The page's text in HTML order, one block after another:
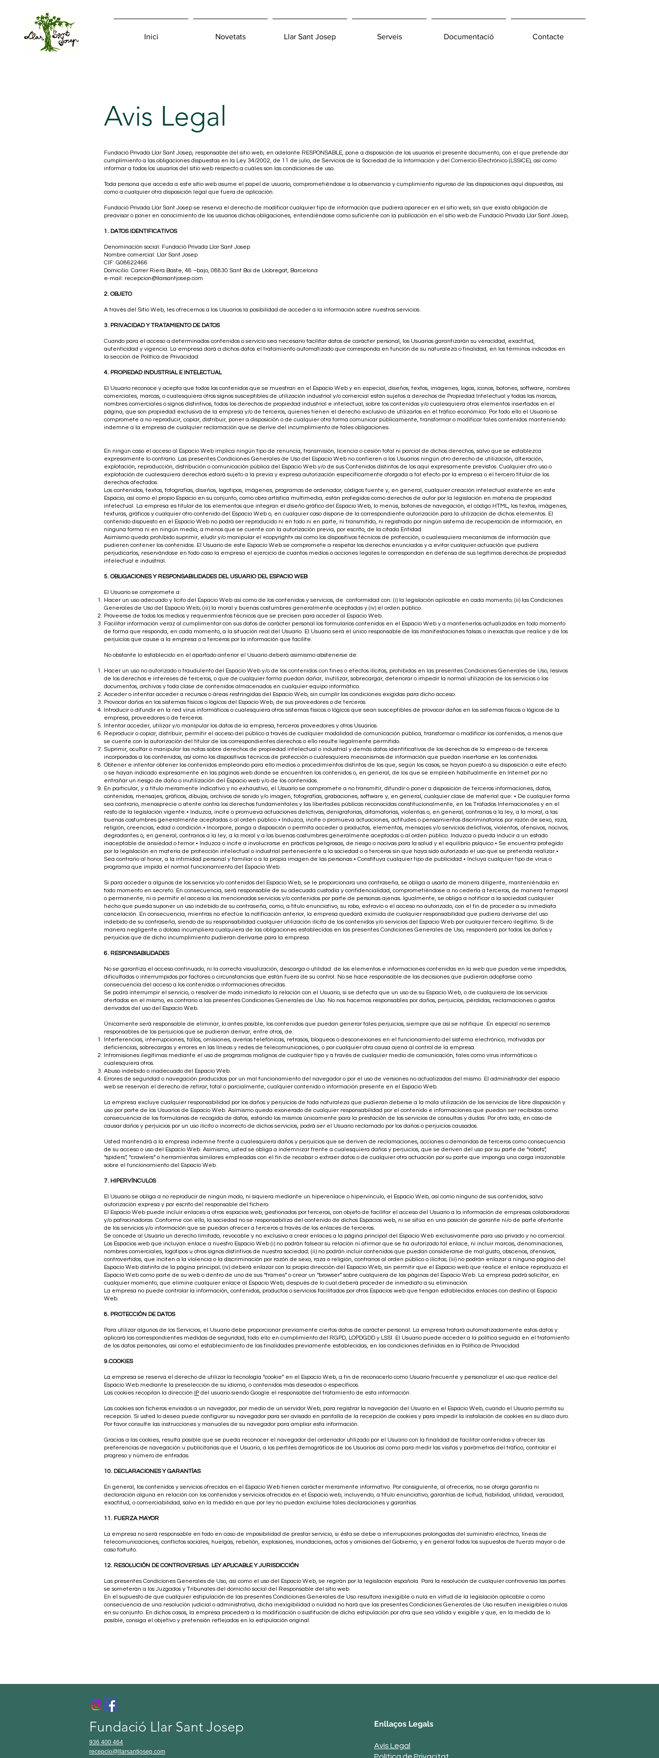
Inici Novetats Llar Sant Josep Serveis Documentació Contacte
Avis Legal
Fundació Privada Llar Sant Josep, responsable del sitio web, en adelante RESPONSABLE, pone a disposición de los usuarios el presente documento, con el que pretende dar
cumplimiento a las obligaciones dispuestas en la Ley 34/2002, de 11 de julio, de Servicios de la Sociedad de la Información y del Comercio Electrónico (LSSICE), así como
informar a todos los usuarios del sitio web respecto a cuáles son las condiciones de uso.
Toda persona que acceda a este sitio web asume el papel de usuario, comprometiéndose a la observancia y cumplimiento riguroso de las disposiciones aquí dispuestas, así
como a cualquier otra disposición legal que fuera de aplicación.
Fundació Privada Llar Sant Josep se reserva el derecho de modificar cualquier tipo de información que pudiera aparecer en el sitio web, sin que exista obligación de
preavisar o poner en conocimiento de los usuarios dichas obligaciones, entendiéndose como suficiente con la publicación en el sitio web de Fundació Privada Llar Sant Josep,
1. DATOS IDENTIFICATIVOS
Denominación social: Fundació Privada Llar Sant Josep
Nombre comercial: Llar Sant Josep
CIF: G08622466
Domicilio: Carrer Riera Baste, 48 –bajo, 08830 Sant Boi de Llobregat, Barcelona
e-mail: recepcion@llarsantjosep.com
2. OBJETO
A través del Sitio Web, les ofrecemos a los Usuarios la posibilidad de acceder a la información sobre nuestros servicios.
3. PRIVACIDAD Y TRATAMIENTO DE DATOS
Cuando para el acceso a determinados contenidos o servicio sea necesario facilitar datos de carácter personal, los Usuarios garantizarán su veracidad, exactitud,
autenticidad y vigencia. La empresa dará a dichos datos el tratamiento automatizado que corresponda en función de su naturaleza o finalidad, en los términos indicados en
la sección de Política de Privacidad.
4. PROPIEDAD INDUSTRIAL E INTELECTUAL
El Usuario reconoce y acepta que todos los contenidos que se muestran en el Espacio Web y en especial, diseños, textos, imágenes, logos, iconos, botones, software, nombres
comerciales, marcas, o cualesquiera otros signos susceptibles de utilización industrial y/o comercial están sujetos a derechos de Propiedad Intelectual y todas las marcas,
nombres comerciales o signos distintivos, todos los derechos de propiedad industrial e intelectual, sobre los contenidos y/o cualesquiera otros elementos insertados en el
página, que son propiedad exclusiva de la empresa y/o de terceros, quienes tienen el derecho exclusivo de utilizarlos en el tráfico económico. Por todo ello el Usuario se
compromete a no reproducir, copiar, distribuir, poner a disposición o de cualquier otra forma comunicar públicamente, transformar o modificar tales contenidos manteniendo
indemne a la empresa de cualquier reclamación que se derive del incumplimiento de tales obligaciones.
En ningún caso el acceso al Espacio Web implica ningún tipo de renuncia, transmisión, licencia o cesión total ni parcial de dichos derechos, salvo que se establezca
expresamente lo contrario. Las presentes Condiciones Generales de Uso del Espacio Web no confieren a los Usuarios ningún otro derecho de utilización, alteración,
explotación, reproducción, distribución o comunicación pública del Espacio Web y/o de sus Contenidos distintos de los aquí expresamente previstos. Cualquier otro uso o
explotación de cualesquiera derechos estará sujeto a la previa y expresa autorización específicamente otorgada a tal efecto por la empresa o el tercero titular de los
derechos afectados.
Los contenidos, textos, fotografías, diseños, logotipos, imágenes, programas de ordenador, códigos fuente y, en general, cualquier creación intelectual existente en este
Espacio, así como el propio Espacio en su conjunto, como obra artística multimedia, están protegidos como derechos de autor por la legislación en materia de propiedad
intelectual. La empresa es titular de los elementos que integran el diseño gráfico del Espacio Web, lo menús, botones de navegación, el código HTML, los textos, imágenes,
texturas, gráficos y cualquier otro contenido del Espacio Web o, en cualquier caso dispone de la correspondiente autorización para la utilización de dichos elementos. El
contenido dispuesto en el Espacio Web no podrá ser reproducido ni en todo ni en parte, ni transmitido, ni registrado por ningún sistema de recuperación de información, en
ninguna forma ni en ningún medio, a menos que se cuente con la autorización previa, por escrito, de la citada Entidad.
Asimismo queda prohibido suprimir, eludir y/o manipular el «copyright» así como los dispositivos técnicos de protección, o cualesquiera mecanismos de información que
pudieren contener los contenidos. El Usuario de este Espacio Web se compromete a respetar los derechos enunciados y a evitar cualquier actuación que pudiera
perjudicarlos, reservándose en todo caso la empresa el ejercicio de cuantos medios o acciones legales le correspondan en defensa de sus legítimos derechos de propiedad
intelectual e industrial.
5. OBLIGACIONES Y RESPONSABILIDADES DEL USUARIO DEL ESPACIO WEB
El Usuario se compromete a:
Hacer un uso adecuado y lícito del Espacio Web así como de los contenidos y servicios, de conformidad con: (i) la legislación aplicable en cada momento; (ii) las Condiciones
Generales de Uso del Espacio Web; (iii) la moral y buenas costumbres generalmente aceptadas y (iv) el orden público.
Proveerse de todos los medios y requerimientos técnicos que se precisen para acceder al Espacio Web.
Facilitar información veraz al cumplimentar con sus datos de carácter personal los formularios contenidos en el Espacio Web y a mantenerlos actualizados en todo momento
de forma que responda, en cada momento, a la situación real del Usuario. El Usuario será el único responsable de las manifestaciones falsas o inexactas que realice y de los
perjuicios que cause a la empresa o a terceros por la información que facilite.
No obstante lo establecido en el apartado anterior el Usuario deberá asimismo abstenerse de:
Hacer un uso no autorizado o fraudulento del Espacio Web y/o de los contenidos con fines o efectos ilícitos, prohibidos en las presentes Condiciones Generales de Uso, lesivos
de los derechos e intereses de terceros, o que de cualquier forma puedan dañar, inutilizar, sobrecargar, deteriorar o impedir la normal utilización de los servicios o los
documentos, archivos y toda clase de contenidos almacenados en cualquier equipo informático.
Acceder o intentar acceder a recursos o áreas restringidas del Espacio Web, sin cumplir las condiciones exigidas para dicho acceso.
Provocar daños en los sistemas físicos o lógicos del Espacio Web, de sus proveedores o de terceros.
Introducir o difundir en la red virus informáticos o cualesquiera otros sistemas físicos o lógicos que sean susceptibles de provocar daños en los sistemas físicos o lógicos de la
empresa, proveedores o de terceros.
Intentar acceder, utilizar y/o manipular los datos de la empresa, terceros proveedores y otros Usuarios.
Reproducir o copiar, distribuir, permitir el acceso del público a través de cualquier modalidad de comunicación pública, transformar o modificar los contenidos, a menos que
se cuente con la autorización del titular de los correspondientes derechos o ello resulte legalmente permitido.
Suprimir, ocultar o manipular las notas sobre derechos de propiedad intelectual o industrial y demás datos identificativos de los derechos de la empresa o de terceros
incorporados a los contenidos, así como los dispositivos técnicos de protección o cualesquiera mecanismos de información que puedan insertarse en los contenidos.
Obtener e intentar obtener los contenidos empleando para ello medios o procedimientos distintos de los que, según los casos, se hayan puesto a su disposición a este efecto
o se hayan indicado expresamente en las páginas web donde se encuentren los contenidos o, en general, de los que se empleen habitualmente en Internet por no
entrañar un riesgo de daño o inutilización del Espacio web y/o de los contenidos.
En particular, y a título meramente indicativo y no exhaustivo, el Usuario se compromete a no transmitir, difundir o poner a disposición de terceros informaciones, datos,
contenidos, mensajes, gráficos, dibujos, archivos de sonido y/o imagen, fotografías, grabaciones, software y, en general, cualquier clase de material que: • De cualquier forma
sea contrario, menosprecie o atente contra los derechos fundamentales y las libertades públicas reconocidas constitucionalmente, en los Tratados Internacionales y en el
resto de la legislación vigente.• Induzca, incite o promueva actuaciones delictivas, denigratorias, difamatorias, violentas o, en general, contrarias a la ley, a la moral, a las
buenas costumbres generalmente aceptadas o al orden público.• Induzca, incite o promueva actuaciones, actitudes o pensamientos discriminatorios por razón de sexo, raza,
religión, creencias, edad o condición.• Incorpore, ponga a disposición o permita acceder a productos, elementos, mensajes y/o servicios delictivos, violentos, ofensivos, nocivos,
degradantes o, en general, contrarios a la ley, a la moral y a las buenas costumbres generalmente aceptadas o al orden público. Induzca o pueda inducir a un estado
inaceptable de ansiedad o temor.• Induzca o incite a involucrarse en prácticas peligrosas, de riesgo o nocivas para la salud y el equilibrio psíquico.• Se encuentra protegido
por la legislación en materia de protección intelectual o industrial perteneciente a la sociedad o a terceros sin que haya sido autorizado el uso que se pretenda realizar.•
Sea contrario al honor, a la intimidad personal y familiar o a la propia imagen de las personas.• Constituya cualquier tipo de publicidad.• Incluya cualquier tipo de virus o
programa que impida el normal funcionamiento del Espacio Web.
Si para acceder a algunos de los servicios y/o contenidos del Espacio Web, se le proporcionara una contraseña, se obliga a usarla de manera diligente, manteniéndola en
todo momento en secreto. En consecuencia, será responsable de su adecuada custodia y confidencialidad, comprometiéndose a no cederla a terceros, de manera temporal
o permanente, ni a permitir el acceso a los mencionados servicios y/o contenidos por parte de personas ajenas. Igualmente, se obliga a notificar a la sociedad cualquier
hecho que pueda suponer un uso indebido de su contraseña, como, a título enunciativo, su robo, extravío o el acceso no autorizado, con el fin de proceder a su inmediata
cancelación. En consecuencia, mientras no efectúe la notificación anterior, la empresa quedará eximida de cualquier responsabilidad que pudiera derivarse del uso
indebido de su contraseña, siendo de su responsabilidad cualquier utilización ilícita de los contenidos y/o servicios del Espacio Web por cualquier tercero ilegítimo. Si de
manera negligente o dolosa incumpliera cualquiera de las obligaciones establecidas en las presentes Condiciones Generales de Uso, responderá por todos los daños y
perjuicios que de dicho incumplimiento pudieran derivarse para la empresa.
6. RESPONSABILIDADES
No se garantiza el acceso continuado, ni la correcta visualización, descarga o utilidad de los elementos e informaciones contenidas en la web que puedan verse impedidos,
dificultados o interrumpidos por factores o circunstancias que están fuera de su control. No se hace responsable de las decisiones que pudieran adoptarse como
consecuencia del acceso a los contenidos o informaciones ofrecidas.
Se podrá interrumpir el servicio, o resolver de modo inmediato la relación con el Usuario, si se detecta que un uso de su Espacio Web, o de cualquiera de los servicios
ofertados en el mismo, es contrario a las presentes Condiciones Generales de Uso. No nos hacemos responsables por daños, perjuicios, pérdidas, reclamaciones o gastos
derivados del uso del Espacio Web.
Únicamente será responsable de eliminar, lo antes posible, los contenidos que puedan generar tales perjuicios, siempre que así se notifique. En especial no seremos
responsables de los perjuicios que se pudieran derivar, entre otros, de:
Interferencias, interrupciones, fallos, omisiones, averías telefónicas, retrasos, bloqueos o desconexiones en el funcionamiento del sistema electrónico, motivadas por
deficiencias, sobrecargas y errores en las líneas y redes de telecomunicaciones, o por cualquier otra causa ajena al control de la empresa.
Intromisiones ilegítimas mediante el uso de programas malignos de cualquier tipo y a través de cualquier medio de comunicación, tales como virus informáticos o
cualesquiera otros.
Abuso indebido o inadecuado del Espacio Web.
Errores de seguridad o navegación producidos por un mal funcionamiento del navegador o por el uso de versiones no actualizadas del mismo. El administrador del espacio
web se reservan el derecho de retirar, total o parcialmente, cualquier contenido o información presente en el Espacio Web.
La empresa excluye cualquier responsabilidad por los daños y perjuicios de toda naturaleza que pudieran deberse a la mala utilización de los servicios de libre disposición y
uso por parte de los Usuarios de Espacio Web. Asimismo queda exonerado de cualquier responsabilidad por el contenido e informaciones que puedan ser recibidas como
consecuencia de los formularios de recogida de datos, estando los mismos únicamente para la prestación de los servicios de consultas y dudas. Por otro lado, en caso de
causar daños y perjuicios por un uso ilícito o incorrecto de dichos servicios, podrá ser el Usuario reclamado por los daños o perjuicios causados.
Usted mantendrá a la empresa indemne frente a cualesquiera daños y perjuicios que se deriven de reclamaciones, acciones o demandas de terceros como consecuencia
de su acceso o uso del Espacio Web. Asimismo, usted se obliga a indemnizar frente a cualesquiera daños y perjuicios, que se deriven del uso por su parte de “robots”,
“spiders”, “crawlers” o herramientas similares empleadas con el fin de recabar o extraer datos o de cualquier otra actuación por su parte que imponga una carga irrazonable
sobre el funcionamiento del Espacio Web.
7. HIPERVÍNCULOS
El Usuario se obliga a no reproducir de ningún modo, ni siquiera mediante un hiperenlace o hipervínculo, el Espacio Web, así como ninguno de sus contenidos, salvo
autorización expresa y por escrito del responsable del fichero.
El Espacio Web puede incluir enlaces a otros espacios web, gestionados por terceros, con objeto de facilitar el acceso del Usuario a la información de empresas colaboradoras
y/o patrocinadoras. Conforme con ello, la sociedad no se responsabiliza del contenido de dichos Espacios web, ni se sitúa en una posición de garante ni/o de parte ofertante
de los servicios y/o información que se puedan ofrecer a terceros a través de los enlaces de terceros.
Se concede al Usuario un derecho limitado, revocable y no exclusivo a crear enlaces a la página principal del Espacio Web exclusivamente para uso privado y no comercial.
Los Espacios web que incluyan enlace a nuestro Espacio Web (i) no podrán falsear su relación ni afirmar que se ha autorizado tal enlace, ni incluir marcas, denominaciones,
nombres comerciales, logotipos u otros signos distintivos de nuestra sociedad; (ii) no podrán incluir contenidos que puedan considerarse de mal gusto, obscenos, ofensivos,
controvertidos, que inciten a la violencia o la discriminación por razón de sexo, raza o religión, contrarios al orden público o ilícitos; (iii) no podrán enlazar a ninguna página del
Espacio Web distinta de la página principal; (iv) deberá enlazar con la propia dirección del Espacio Web, sin permitir que el Espacio web que realice el enlace reproduzca el
Espacio Web como parte de su web o dentro de uno de sus “frames” o crear un “browser” sobre cualquiera de las páginas del Espacio Web. La empresa podrá solicitar, en
cualquier momento, que elimine cualquier enlace al Espacio Web, después de lo cual deberá proceder de inmediato a su eliminación.
La empresa no puede controlar la información, contenidos, productos o servicios facilitados por otros Espacios web que tengan establecidos enlaces con destino al Espacio
Web.
8. PROTECCIÓN DE DATOS
Para utilizar algunos de los Servicios, el Usuario debe proporcionar previamente ciertos datos de carácter personal. La empresa tratará automatizadamente estos datos y
aplicará las correspondientes medidas de seguridad, todo ello en cumplimiento del RGPD, LOPDGDD y LSSI. El Usuario puede acceder a la política seguida en el tratamiento
de los datos personales, así como el establecimiento de las finalidades previamente establecidas, en las condiciones definidas en la Política de Privacidad.
9.COOKIES
La empresa se reserva el derecho de utilizar la tecnología “cookie” en el Espacio Web, a fin de reconocerlo como Usuario frecuente y personalizar el uso que realice del
Espacio Web mediante la preselección de su idioma, o contenidos más deseados o específicos.
Las cookies recopilan la dirección IP del usuario siendo Google el responsable del tratamiento de esta información.
Las cookies son ficheros enviados a un navegador, por medio de un servidor Web, para registrar la navegación del Usuario en el Espacio Web, cuando el Usuario permita su
recepción. Si usted lo desea puede configurar su navegador para ser avisado en pantalla de la recepción de cookies y para impedir la instalación de cookies en su disco duro.
Por favor consulte las instrucciones y manuales de su navegador para ampliar esta información.
Gracias a las cookies, resulta posible que se pueda reconocer el navegador del ordenador utilizado por el Usuario con la finalidad de facilitar contenidos y ofrecer las
preferencias de navegación u publicitarias que el Usuario, a los perfiles demográficos de los Usuarios así como para medir las visitas y parámetros del tráfico, controlar el
progreso y número de entradas.
10. DECLARACIONES Y GARANTÍAS
En general, los contenidos y servicios ofrecidos en el Espacio Web tienen carácter meramente informativo. Por consiguiente, al ofrecerlos, no se otorga garantía ni
declaración alguna en relación con los contenidos y servicios ofrecidos en el Espacio web, incluyendo, a título enunciativo, garantías de licitud, fiabilidad, utilidad, veracidad,
exactitud, o comerciabilidad, salvo en la medida en que por ley no puedan excluirse tales declaraciones y garantías.
11. FUERZA MAYOR
La empresa no será responsable en todo en caso de imposibilidad de prestar servicio, si ésta se debe a interrupciones prolongadas del suministro eléctrico, líneas de
telecomunicaciones, conflictos sociales, huelgas, rebelión, explosiones, inundaciones, actos y omisiones del Gobierno, y en general todos los supuestos de fuerza mayor o de
caso fortuito.
12. RESOLUCIÓN DE CONTROVERSIAS. LEY APLICABLE Y JURISDICCIÓN
Las presentes Condiciones Generales de Uso, así como el uso del Espacio Web, se regirán por la legislación española. Para la resolución de cualquier controversia las partes
se someterán a los Juzgados y Tribunales del domicilio social del Responsable del sitio web.
En el supuesto de que cualquier estipulación de las presentes Condiciones Generales de Uso resultara inexigible o nula en virtud de la legislación aplicable o como
consecuencia de una resolución judicial o administrativa, dicha inexigibilidad o nulidad no hará que las presentes Condiciones Generales de Uso resulten inexigibles o nulas
en su conjunto. En dichos casos, la empresa procederá a la modificación o sustitución de dicha estipulación por otra que sea válida y exigible y que, en la medida de lo
posible, consiga el objetivo y pretensión reflejados en la estipulación original.
Fundació Llar Sant Josep
936 400 464
recepcio@llarsantjosep.com
Enllaços Legals
Avís Legal